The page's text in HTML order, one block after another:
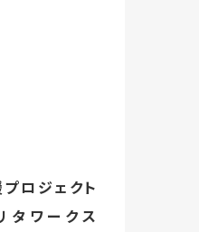
ロジェクト
ワークス